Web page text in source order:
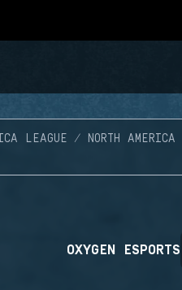
LEAGUE NORTH
OXYGEN ESPORTS